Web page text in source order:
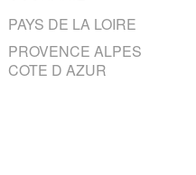
PAYS DE LA LOIRE
PROVENCE ALPES
COTE D AZUR